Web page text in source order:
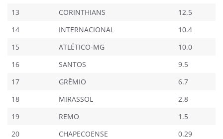
13
CORINTHIANS
12.5
14
INTERNACIONAL
10.4
15
ATLÉTICO-MG
10.0
16
SANTOS
9.5
17
GRÊMIO
6.7
18
MIRASSOL
2.8
19
REMO
1.5
20
CHAPECOENSE 0.29